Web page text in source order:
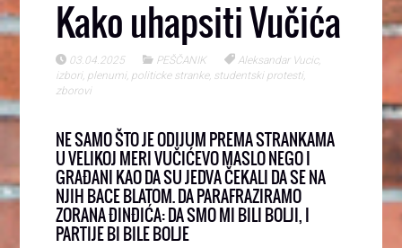
Kako uhapsiti Vučića
03.04.2025 PEŠČANIK Aleksandar Vucic,
izbori, plenumi, politicke stranke, studentski protesti,
zborovi
NE SAMO ŠTO JE ODIJUM PREMA STRANKAMA
U VELIKOJ MERI VUČIĆEVO MASLO NEGO I
GRAĐANI KAO DA SU JEDVA ČEKALI DA SE NA
NJIH BACE BLATOM. DA PARAFRAZIRAMO
ZORANA ĐINĐIĆA: DA SMO MI BILI BOLJI, I
PARTIJE BI BILE BOLJE